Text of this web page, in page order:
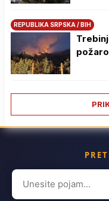
REPUBLIKA SRPSKA / BIH
Search
for: